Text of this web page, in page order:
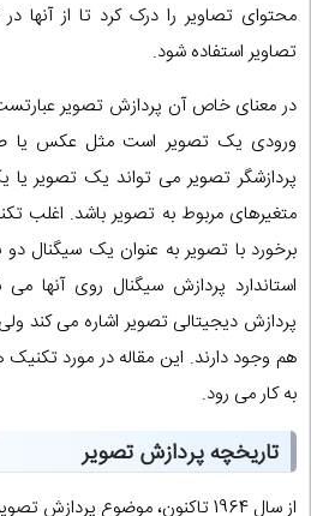
محتوای تصاویر را درک کرد تا از آنها
تصاویر استفاده شود.
در معنای خاص آن پردازش تصویر
ورودی یک تصویر است مثل عکس یا
پردازشگر تصویر می تواند یک تصویر یا
متغیرهای مربوط به تصویر باشد. اغلب
برخورد با تصویر به عنوان یک سیگنال
استاندارد پردازش سیگنال روی آنها
پردازش دیجیتالی تصویر اشاره می کند
هم وجود دارند. این مقاله در مورد
به کار می رود.
تاریخچه پردازش تصویر
از سال 1964 تاکنون، موضوع